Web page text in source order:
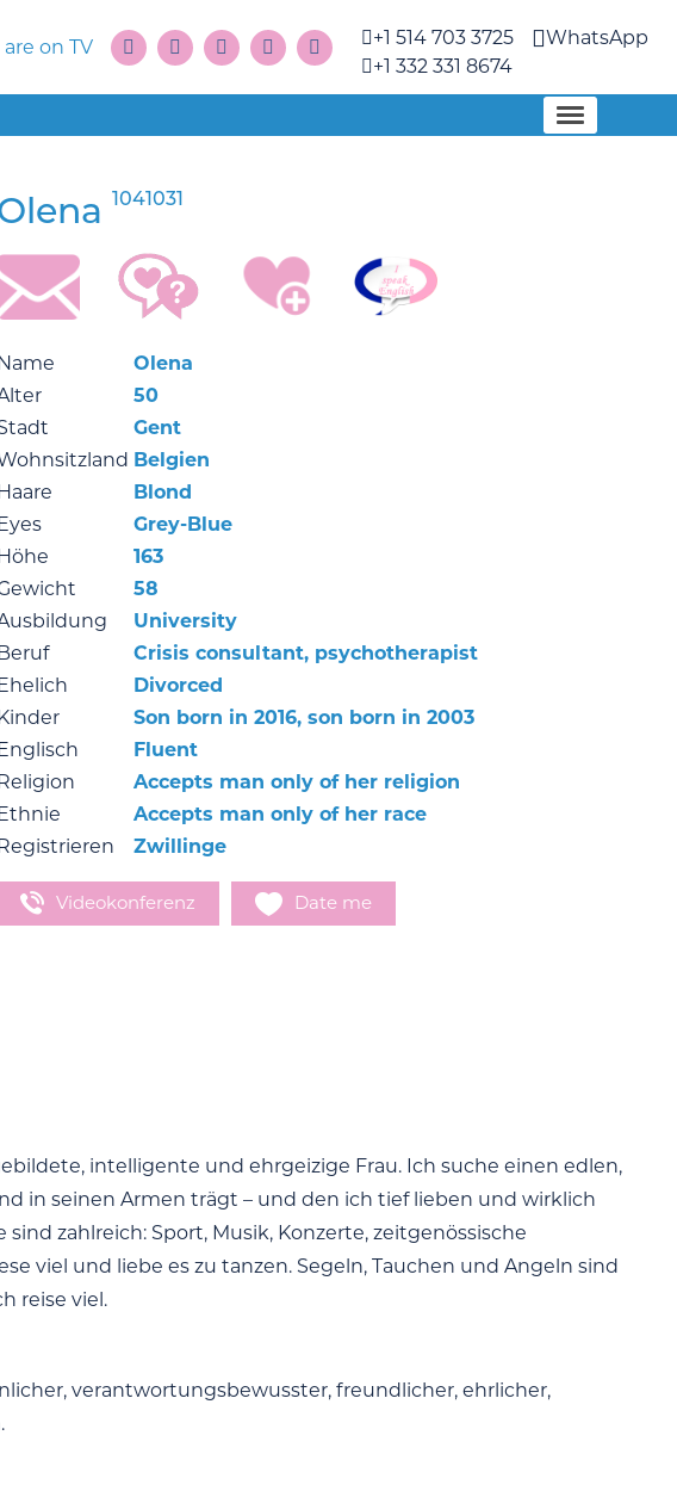
on TV
+1 514 703 3725
+1 332 331 8674
WhatsApp
1041031
Olena
50
Gent
Belgien
Blond
Grey-Blue
163
58
University
Crisis consultant, psychotherapist
Divorced
Son born in 2016, son born in 2003
Fluent
Accepts man only of her religion
Accepts man only of her race
Zwillinge
Videokonferenz Date me
intelligente und ehrgeizige Frau. Ich suche einen edlen,
in seinen Armen trägt – und den ich tief lieben und wirklich
zahlreich: Sport, Musik, Konzerte, zeitgenössische
viel und liebe es zu tanzen. Segeln, Tauchen und Angeln sind
reise viel.
verantwortungsbewusster, freundlicher, ehrlicher,